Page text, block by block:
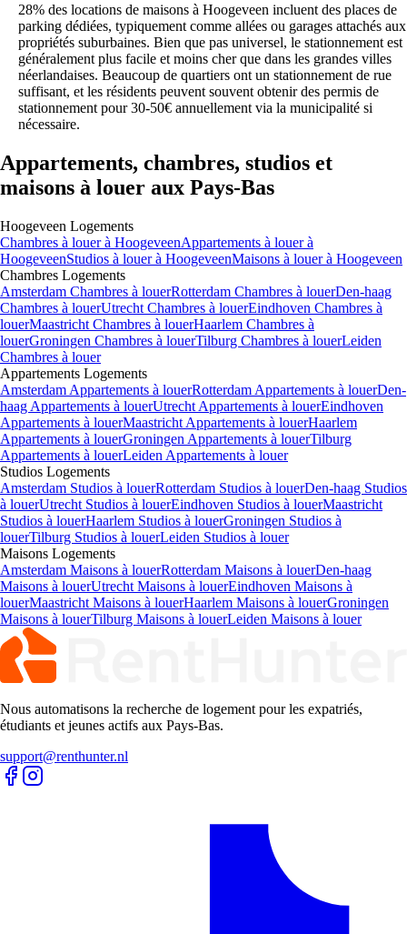
28% des locations de maisons à Hoogeveen incluent des places de
parking dédiées, typiquement comme allées ou garages attachés aux
propriétés suburbaines. Bien que pas universel, le stationnement est
généralement plus facile et moins cher que dans les grandes villes
néerlandaises. Beaucoup de quartiers ont un stationnement de rue
suffisant, et les résidents peuvent souvent obtenir des permis de
stationnement pour 30-50€ annuellement via la municipalité si
nécessaire.
Appartements, chambres, studios et
maisons à louer aux Pays-Bas
Hoogeveen Logements
Chambres à louer à HoogeveenAppartements à louer à
HoogeveenStudios à louer à HoogeveenMaisons à louer à Hoogeveen
Chambres Logements
Amsterdam Chambres à louerRotterdam Chambres à louerDen-haag
Chambres à louerUtrecht Chambres à louerEindhoven Chambres à
louerMaastricht Chambres à louerHaarlem Chambres à
louerGroningen Chambres à louerTilburg Chambres à louerLeiden
Chambres à louer
Appartements Logements
Amsterdam Appartements à louerRotterdam Appartements à louerDen-
haag Appartements à louerUtrecht Appartements à louerEindhoven
Appartements à louerMaastricht Appartements à louerHaarlem
Appartements à louerGroningen Appartements à louerTilburg
Appartements à louerLeiden Appartements à louer
Studios Logements
Amsterdam Studios à louerRotterdam Studios à louerDen-haag Studios
à louerUtrecht Studios à louerEindhoven Studios à louerMaastricht
Studios à louerHaarlem Studios à louerGroningen Studios à
louerTilburg Studios à louerLeiden Studios à louer
Maisons Logements
Amsterdam Maisons à louerRotterdam Maisons à louerDen-haag
Maisons à louerUtrecht Maisons à louerEindhoven Maisons à
louerMaastricht Maisons à louerHaarlem Maisons à louerGroningen
Maisons à louerTilburg Maisons à louerLeiden Maisons à louer
Nous automatisons la recherche de logement pour les expatriés,
étudiants et jeunes actifs aux Pays-Bas.
support@renthunter.nl